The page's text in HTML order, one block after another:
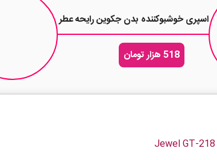
اسپری خوشبوکننده بدن جکوین رایحه عطر زنانه نارسیسو پودری حجم
518 هزار تومان